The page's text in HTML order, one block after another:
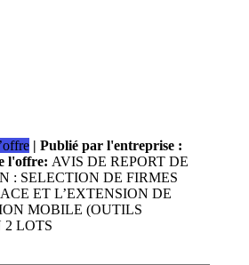
| Publié par l'entreprise :
l'offre: AVIS DE REPORT DE
: SELECTION DE FIRMES
ET L’EXTENSION DE
MOBILE (OUTILS
2 LOTS